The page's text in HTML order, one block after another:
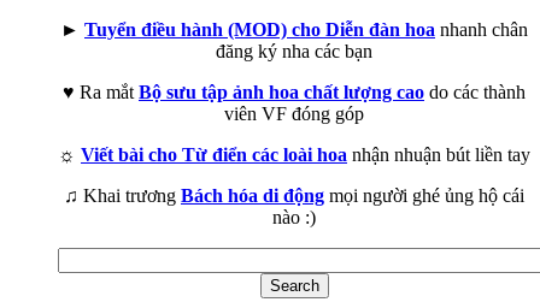
► Tuyển điều hành (MOD) cho Diễn đàn hoa nhanh chân
đăng ký nha các bạn
♥ Ra mắt Bộ sưu tập ảnh hoa chất lượng cao do các thành
viên VF đóng góp
☼ Viết bài cho Từ điển các loài hoa nhận nhuận bút liền tay
♫ Khai trương Bách hóa di động mọi người ghé ủng hộ cái
nào :)